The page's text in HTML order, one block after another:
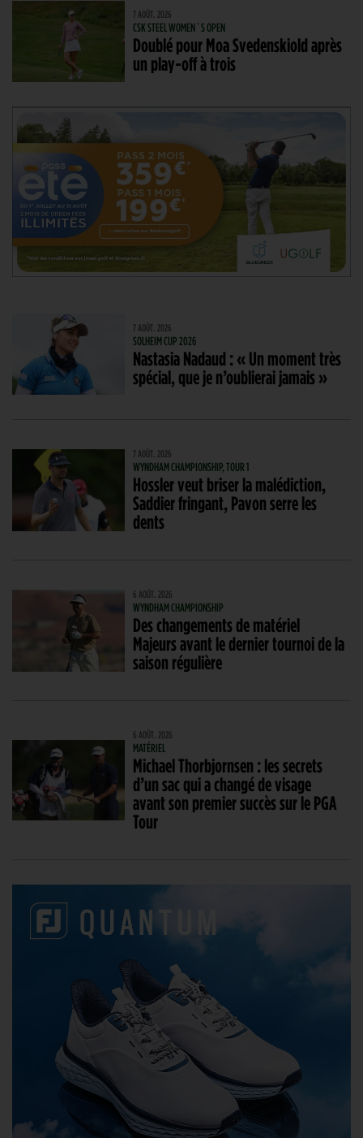
7 AOÛT. 2026
CSK STEEL WOMEN´S OPEN
Doublé pour Moa Svedenskiold après
un play-off à trois
7 AOÛT. 2026
SOLHEIM CUP 2026
Nastasia Nadaud : « Un moment très
spécial, que je n’oublierai jamais »
7 AOÛT. 2026
WYNDHAM CHAMPIONSHIP, TOUR 1
Hossler veut briser la malédiction,
Saddier fringant, Pavon serre les
dents
6 AOÛT. 2026
WYNDHAM CHAMPIONSHIP
Des changements de matériel
Majeurs avant le dernier tournoi de la
saison régulière
6 AOÛT. 2026
MATÉRIEL
Michael Thorbjornsen : les secrets
d’un sac qui a changé de visage
avant son premier succès sur le PGA
Tour